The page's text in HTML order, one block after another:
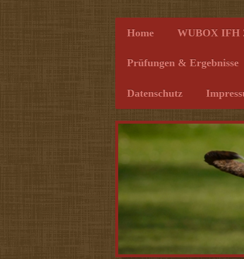
Home WUBOX IFH
Prüfungen & Ergebnisse
Datenschutz